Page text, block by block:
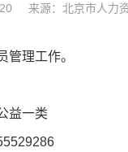
来源：北京市人力
管理工作。
益一类